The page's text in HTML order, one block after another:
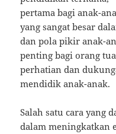
pertama bagi anak-
yang sangat besar
dan pola pikir anak-
penting bagi orang
perhatian dan
mendidik anak-anak.
Salah satu cara yang
dalam meningkatkan